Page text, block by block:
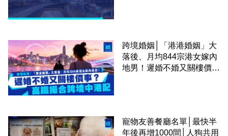
跨境婚姻│「港港婚姻」大
落後、月均844宗港女嫁內
地男！遲婚不婚又關樓價
寵物友善餐廳名單│最快半
年後再增1000間│人狗共用